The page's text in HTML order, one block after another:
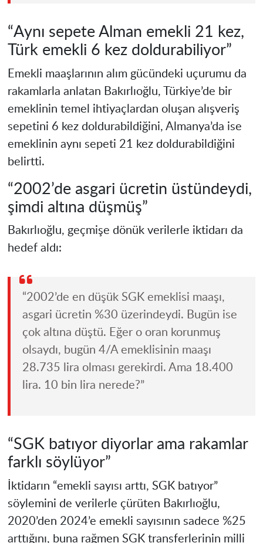
“Aynı sepete Alman emekli 21 kez,
Türk emekli 6 kez doldurabiliyor”
Emekli maaşlarının alım gücündeki uçurumu da
rakamlarla anlatan Bakırlıoğlu, Türkiye’de bir
emeklinin temel ihtiyaçlardan oluşan alışveriş
sepetini 6 kez doldurabildiğini, Almanya’da ise
emeklinin aynı sepeti 21 kez doldurabildiğini
belirtti.
“2002’de asgari ücretin üstündeydi,
şimdi altına düşmüş”
Bakırlıoğlu, geçmişe dönük verilerle iktidarı da
hedef aldı:
“2002’de en düşük SGK emeklisi maaşı,
asgari ücretin %30 üzerindeydi. Bugün ise
çok altına düştü. Eğer o oran korunmuş
olsaydı, bugün 4/A emeklisinin maaşı
28.735 lira olması gerekirdi. Ama 18.400
lira. 10 bin lira nerede?”
“SGK batıyor diyorlar ama rakamlar
farklı söylüyor”
İktidarın “emekli sayısı arttı, SGK batıyor”
söylemini de verilerle çürüten Bakırlıoğlu,
2020’den 2024’e emekli sayısının sadece %25
arttığını, buna rağmen SGK transferlerinin milli